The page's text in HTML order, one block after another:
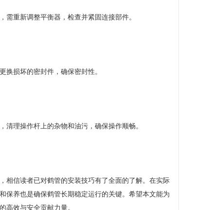
重新调整平衡器，检查并紧固连接部件。
换损坏的密封件，确保密封性。
理操作杆上的杂物和油污，确保操作顺畅。
相信读者已对鹤管的安装技巧有了全面的了解。在实际
保养也是确保鹤管长期稳定运行的关键。希望本文能为
高效与安全贡献力量。